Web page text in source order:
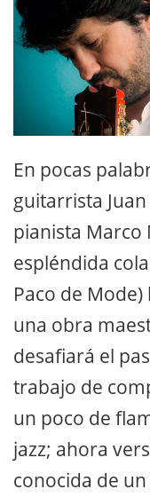
En pocas
guitarrista
pianista Marco
espléndida
Paco de
una obra
desafiará el
trabajo de
un poco de
jazz; ahora
conocida de